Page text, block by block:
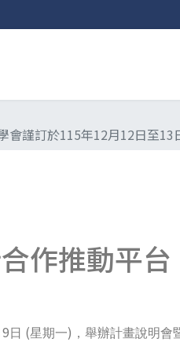
謹訂於115年12月12日至
作推動平台
9 日 (星期一) ，舉辦計畫說明